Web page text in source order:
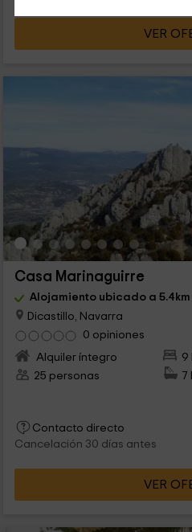
VER
Casa Marinaguirre
Alojamiento ubicado a 5.4km
Dicastillo, Navarra
0 opiniones
Alquiler íntegro
9
25 personas
7
Contacto directo
Cancelación 30 días antes
VER